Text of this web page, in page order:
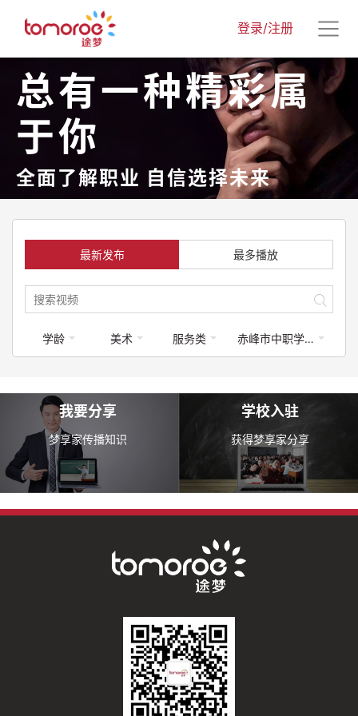
登录/注册
总有一种精彩属
于你
全面了解职业 自信选择未来
最新发布 最多播放
学龄 美术 服务类 赤峰市中职学校专业介绍
我要分享
梦享家传播知识
学校入驻
获得梦享家分享